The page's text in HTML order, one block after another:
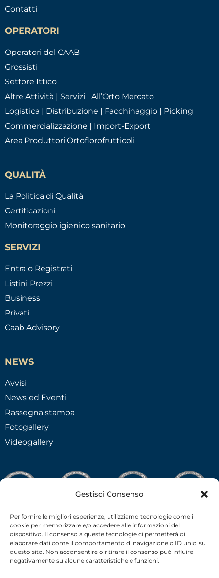
Gestisci Consenso
Per fornire le migliori esperienze, utilizziamo tecnologie come i
cookie per memorizzare e/o accedere alle informazioni del
dispositivo. Il consenso a queste tecnologie ci permetterà di
elaborare dati come il comportamento di navigazione o ID unici su
questo sito. Non acconsentire o ritirare il consenso può influire
negativamente su alcune caratteristiche e funzioni.
Contatti
OPERATORI
Operatori del CAAB
Grossisti
Settore Ittico
Altre Attività | Servizi | All’Orto Mercato
Logistica | Distribuzione | Facchinaggio | Picking
Commercializzazione | Import-Export
Area Produttori Ortoflorofrutticoli
QUALITÀ
La Politica di Qualità
Certificazioni
Monitoraggio igienico sanitario
SERVIZI
Entra o Registrati
Listini Prezzi
Business
Privati
Caab Advisory
NEWS
Avvisi
News ed Eventi
Rassegna stampa
Fotogallery
Videogallery